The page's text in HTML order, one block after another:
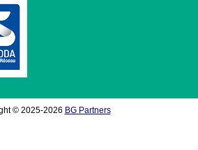
© 2025-2026 BG Partners